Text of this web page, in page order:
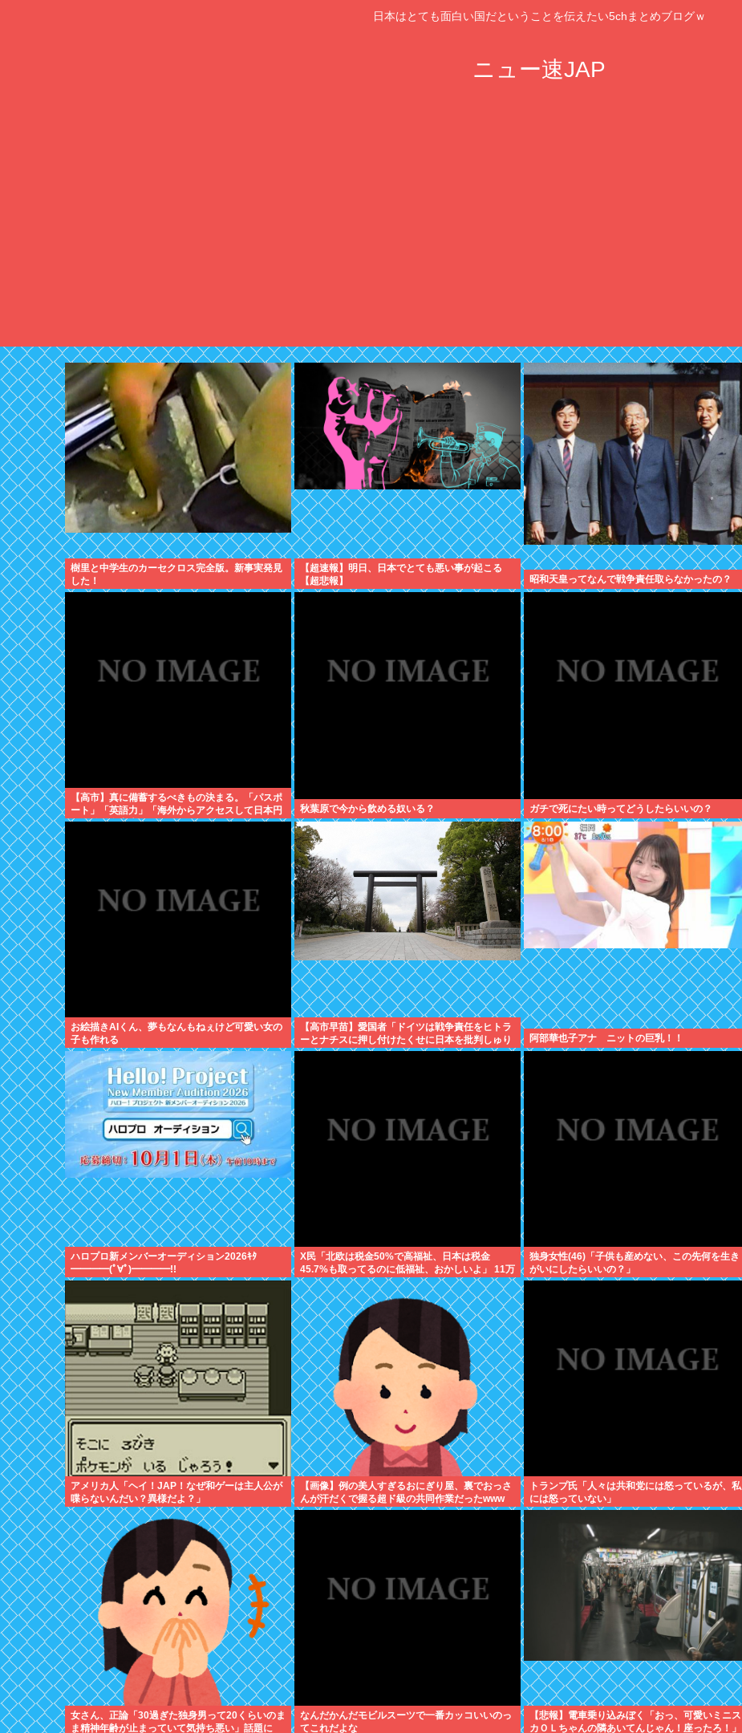
日本はとても面白い国だということを伝えたい5chまとめブログｗ
ニュー速JAP
樹里と中学生のカーセクロス完全版。新事実発見
した！
【超速報】明日、日本でとても悪い事が起こる
【超悲報】
昭和天皇ってなんで戦争責任取らなかったの？
【高市】真に備蓄するべきもの決まる。「パスポ
ート」「英語力」「海外からアクセスして日本円
を海外送金出来るネットバンク」
秋葉原で今から飲める奴いる？ ガチで死にたい時ってどうしたらいいの？
お絵描きAIくん、夢もなんもねぇけど可愛い女の
子も作れる
【高市早苗】愛国者「ドイツは戦争責任をヒトラ
ーとナチスに押し付けたくせに日本を批判しゅり
ゅなぁぁぁぁぁ！」
阿部華也子アナ ニットの巨乳！！
ハロプロ新メンバーオーディション2026ｷﾀ
━━━━(ﾟ∀ﾟ)━━━━!!
X民「北欧は税金50%で高福祉、日本は税金
45.7%も取ってるのに低福祉、おかしいよ」 11万
いいね
独身女性(46)「子供も産めない、この先何を生き
がいにしたらいいの？」
アメリカ人「ヘイ！JAP！なぜ和ゲーは主人公が
喋らないんだい？異様だよ？」
【画像】例の美人すぎるおにぎり屋、裏でおっさ
んが汗だくで握る超ド級の共同作業だったwww
トランプ氏「人々は共和党には怒っているが、私
には怒っていない」
女さん、正論「30過ぎた独身男って20くらいのま
ま精神年齢が止まっていて気持ち悪い」話題に
なんだかんだモビルスーツで一番カッコいいのっ
てこれだよな
【悲報】電車乗り込みぼく「おっ、可愛いミニス
カＯＬちゃんの隣あいてんじゃん！座ったろ！」